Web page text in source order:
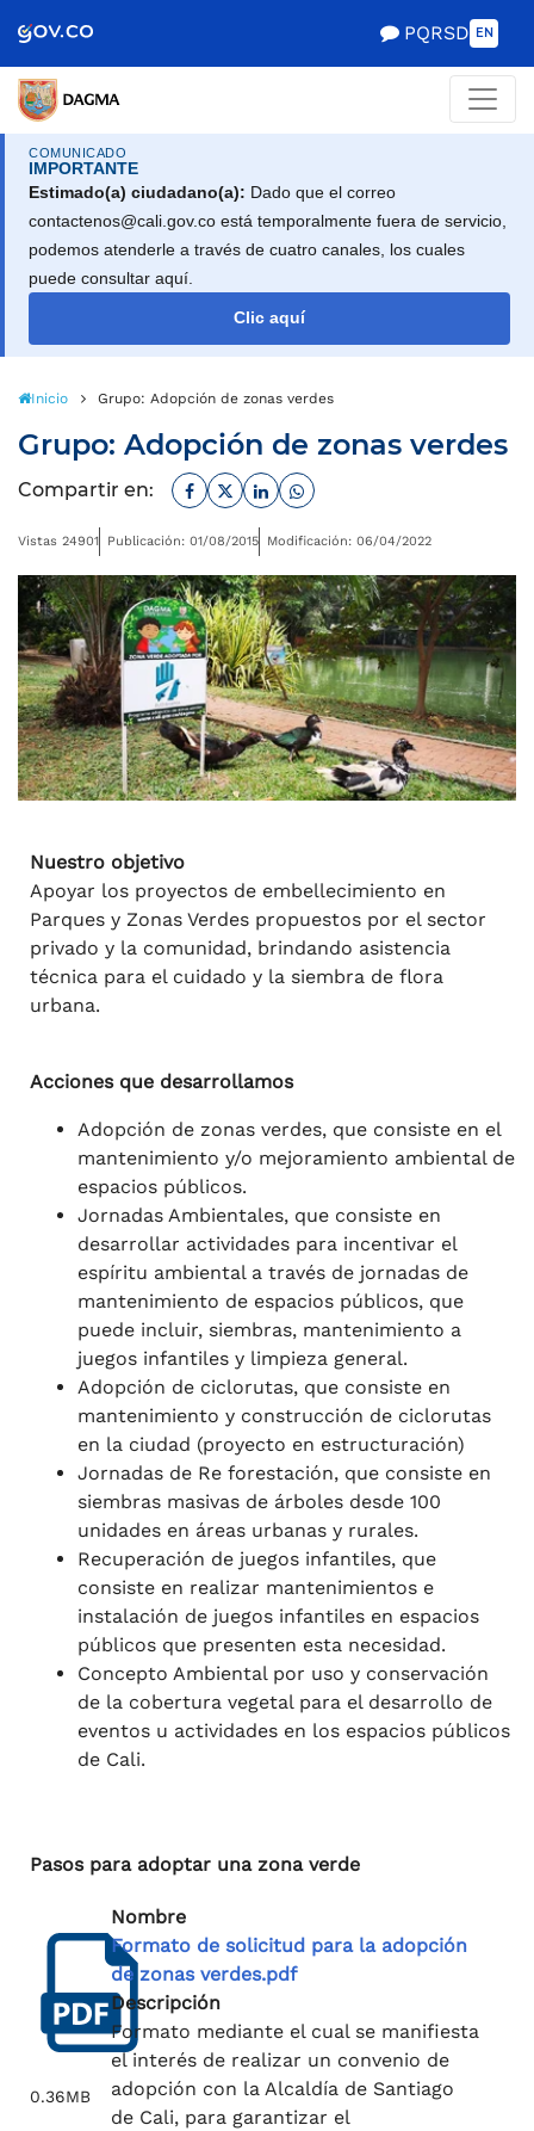
de Gobierno
PQRSD EN
COMUNICADO
IMPORTANTE
Estimado(a) ciudadano(a): Dado que el correo
contactenos@cali.gov.co está temporalmente fuera de servicio,
podemos atenderle a través de cuatro canales, los cuales
puede consultar aquí.
Clic aquí
Inicio Grupo: Adopción de zonas verdes
Grupo: Adopción de zonas verdes
Compartir en: Facebook
TwitterLinkedinWhatsapp
Vistas 24901 Publicación: 01/08/2015 Modificación: 06/04/2022
Nuestro objetivo
Apoyar los proyectos de embellecimiento en
Parques y Zonas Verdes propuestos por el sector
privado y la comunidad, brindando asistencia
técnica para el cuidado y la siembra de flora
urbana.
Acciones que desarrollamos
Adopción de zonas verdes, que consiste en el
mantenimiento y/o mejoramiento ambiental de
espacios públicos.
Jornadas Ambientales, que consiste en
desarrollar actividades para incentivar el
espíritu ambiental a través de jornadas de
mantenimiento de espacios públicos, que
puede incluir, siembras, mantenimiento a
juegos infantiles y limpieza general.
Adopción de ciclorutas, que consiste en
mantenimiento y construcción de ciclorutas
en la ciudad (proyecto en estructuración)
Jornadas de Re forestación, que consiste en
siembras masivas de árboles desde 100
unidades en áreas urbanas y rurales.
Recuperación de juegos infantiles, que
consiste en realizar mantenimientos e
instalación de juegos infantiles en espacios
públicos que presenten esta necesidad.
Concepto Ambiental por uso y conservación
de la cobertura vegetal para el desarrollo de
eventos u actividades en los espacios públicos
de Cali.
Pasos para adoptar una zona verde
0.36MB
Nombre
Formato de solicitud para la adopción
de zonas verdes.pdf
Descripción
Formato mediante el cual se manifiesta
el interés de realizar un convenio de
adopción con la Alcaldía de Santiago
de Cali, para garantizar el